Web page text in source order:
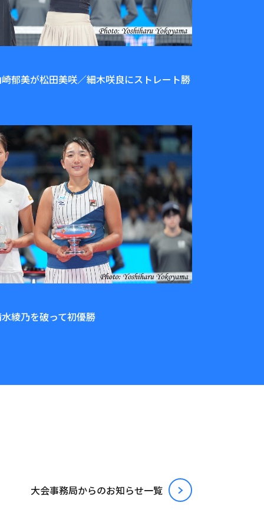
郁美が松田美咲／細木咲良にストレート勝
綾乃を破って初優勝
⼤会事務局からのお知らせ⼀覧